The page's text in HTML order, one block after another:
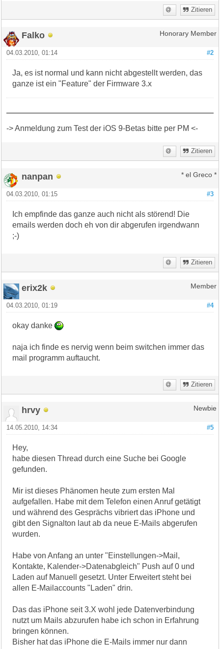
Zitieren
Falko Honorary Member
#2
04.03.2010, 01:14
Ja, es ist normal und kann nicht abgestellt werden, das
ganze ist ein "Feature" der Firmware 3.x
-> Anmeldung zum Test der iOS 9-Betas bitte per PM <-
Zitieren
nanpan * el Greco *
#3
04.03.2010, 01:15
Ich empfinde das ganze auch nicht als störend! Die
emails werden doch eh von dir abgerufen irgendwann
;-)
Zitieren
erix2k Member
#4
04.03.2010, 01:19
okay danke
naja ich finde es nervig wenn beim switchen immer das
mail programm auftaucht.
Zitieren
hrvy Newbie
#5
14.05.2010, 14:34
Hey,
habe diesen Thread durch eine Suche bei Google
gefunden.
Mir ist dieses Phänomen heute zum ersten Mal
aufgefallen. Habe mit dem Telefon einen Anruf getätigt
und während des Gesprächs vibriert das iPhone und
gibt den Signalton laut ab da neue E-Mails abgerufen
wurden.
Habe von Anfang an unter "Einstellungen->Mail,
Kontakte, Kalender->Datenabgleich" Push auf 0 und
Laden auf Manuell gesetzt. Unter Erweitert steht bei
allen E-Mailaccounts "Laden" drin.
Das das iPhone seit 3.X wohl jede Datenverbindung
nutzt um Mails abzurufen habe ich schon in Erfahrung
bringen können.
Bisher hat das iPhone die E-Mails immer nur dann